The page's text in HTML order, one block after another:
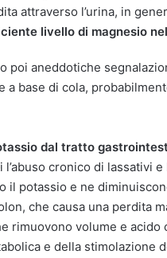
attraverso l’urina, in
livello di magnesio
poi aneddotiche
a base di cola,
dal tratto
cronico di lassativi
il potassio e ne
che causa una perdita
rimuovono volume e
e della stimolazione